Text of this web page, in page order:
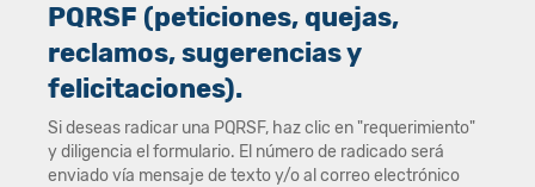
PQRSF (peticiones, quejas,
reclamos, sugerencias y
felicitaciones).
Si deseas radicar una PQRSF, haz clic en "requerimiento"
y diligencia el formulario. El número de radicado será
enviado vía mensaje de texto y/o al correo electrónico